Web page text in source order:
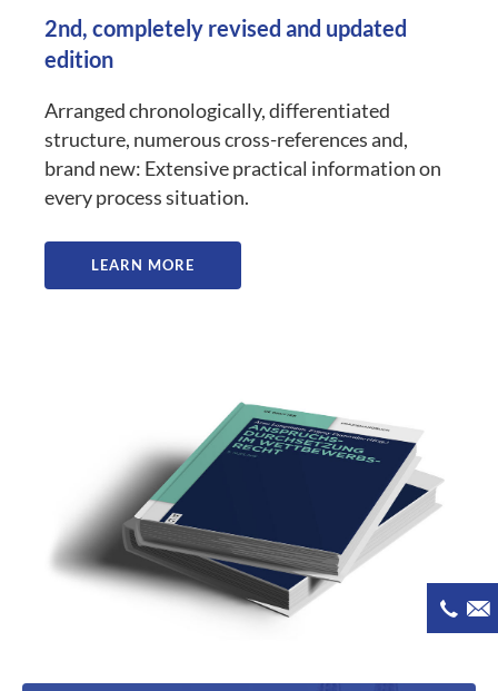
2nd, completely revised and updated
edition
Arranged chronologically, differentiated
structure, numerous cross-references and,
brand new: Extensive practical information on
every process situation.
LEARN MORE